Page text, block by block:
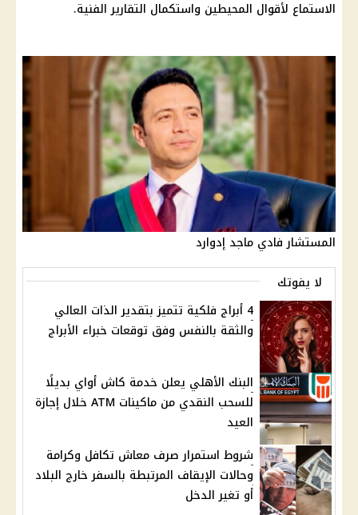
الاستماع لأقوال المحيطين واستكمال التقارير الفنية.
المستشار فادي ماجد إدوارد
لا يفوتك
4 أبراج فلكية تتميز بتقدير الذات العالي
والثقة بالنفس وفق توقعات خبراء الأبراج
البنك الأهلي يعلن خدمة كاش أواي بديلًا
للسحب النقدي من ماكينات ATM خلال إجازة
العيد
شروط استمرار صرف معاش تكافل وكرامة
وحالات الإيقاف المرتبطة بالسفر خارج البلاد
أو تغير الدخل